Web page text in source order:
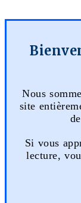
Nous
site
Si vous
lecture,